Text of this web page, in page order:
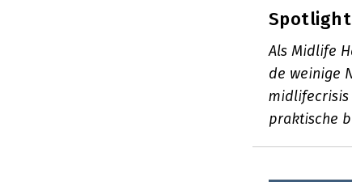
Als Midlife
de weinige
midlifecrisis
praktische